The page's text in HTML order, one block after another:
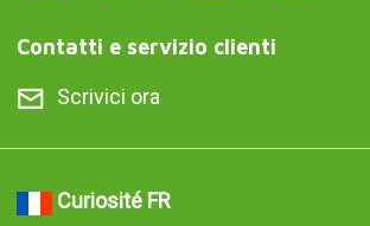
Contatti e servizio clienti
Scrivici ora
Curiosité FR